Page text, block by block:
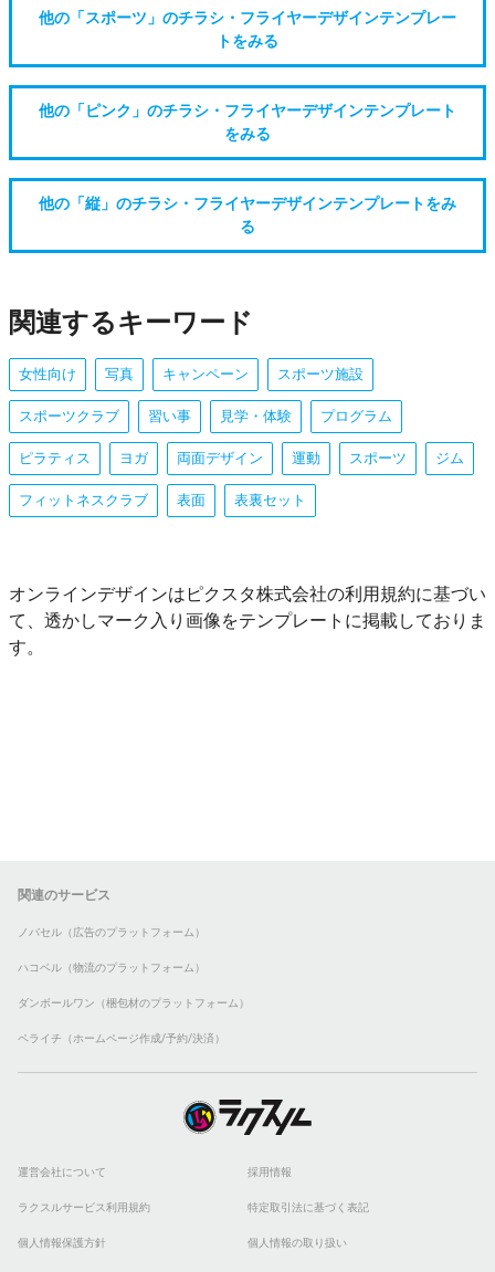
他の「スポーツ」のチラシ・フライヤーデザインテンプレー
トをみる
他の「ピンク」のチラシ・フライヤーデザインテンプレート
をみる
他の「縦」のチラシ・フライヤーデザインテンプレートをみ
る
関連するキーワード
女性向け 写真 キャンペーン スポーツ施設
スポーツクラブ 習い事 見学・体験 プログラム
ピラティス ヨガ 両面デザイン 運動 スポーツ ジム
フィットネスクラブ 表面 表裏セット
オンラインデザインはピクスタ株式会社の利用規約に基づい
て、透かしマーク入り画像をテンプレートに掲載しておりま
す。
関連のサービス
ノバセル（広告のプラットフォーム）
ハコベル（物流のプラットフォーム）
ダンボールワン（梱包材のプラットフォーム）
ペライチ（ホームページ作成/予約/決済）
運営会社について 採用情報
ラクスルサービス利用規約 特定取引法に基づく表記
個人情報保護方針 個人情報の取り扱い